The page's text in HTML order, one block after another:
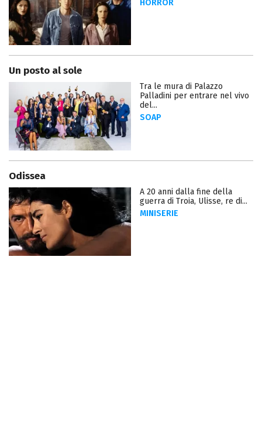
HORROR
Un posto al sole
Tra le mura di Palazzo
Palladini per entrare nel vivo
del...
SOAP
Odissea
A 20 anni dalla fine della
guerra di Troia, Ulisse, re di...
MINISERIE